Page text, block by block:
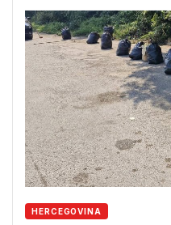
HERCEGOVINA